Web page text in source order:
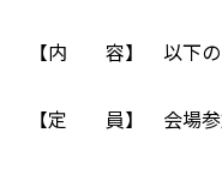
【内 容】 以下の
【定 員】 会場参